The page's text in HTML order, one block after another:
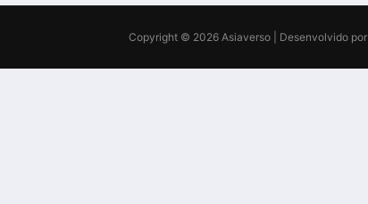
Copyright © 2026 Asiaverso | Desenvolvido por